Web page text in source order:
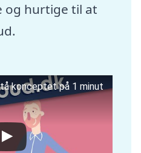
og hurtige til at
konceptet på 1 minut